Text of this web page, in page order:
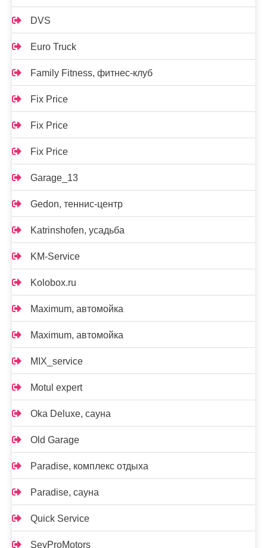
DVS
Euro Truck
Family Fitness, фитнес-клуб
Fix Price
Fix Price
Fix Price
Garage_13
Gedon, теннис-центр
Katrinshofen, усадьба
KM-Service
Kolobox.ru
Maximum, автомойка
Maximum, автомойка
MIX_service
Motul expert
Oka Deluxe, сауна
Old Garage
Paradise, комплекс отдыха
Paradise, сауна
Quick Service
SevProMotors